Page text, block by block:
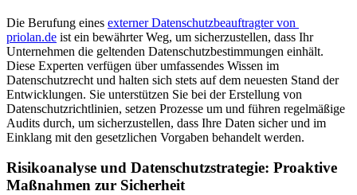
Die Berufung eines externer Datenschutzbeauftragter von
priolan.de ist ein bewährter Weg, um sicherzustellen, dass Ihr
Unternehmen die geltenden Datenschutzbestimmungen einhält.
Diese Experten verfügen über umfassendes Wissen im
Datenschutzrecht und halten sich stets auf dem neuesten Stand der
Entwicklungen. Sie unterstützen Sie bei der Erstellung von
Datenschutzrichtlinien, setzen Prozesse um und führen regelmäßige
Audits durch, um sicherzustellen, dass Ihre Daten sicher und im
Einklang mit den gesetzlichen Vorgaben behandelt werden.
Risikoanalyse und Datenschutzstrategie: Proaktive
Maßnahmen zur Sicherheit